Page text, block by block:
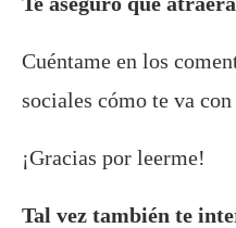
Cuéntame en los
sociales cómo te va
¡Gracias por leerme!
Tal vez también te